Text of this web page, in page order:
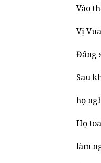
Vào
Vị
Đấng
Sau
họ
Họ
làm